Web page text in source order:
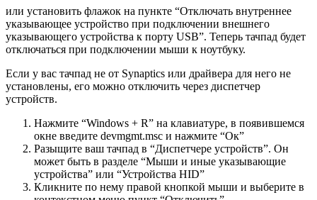
или установить флажок на пункте “Отключать внутреннее
указывающее устройство при подключении внешнего
указывающего устройства к порту USB”. Теперь тачпад будет
отключаться при подключении мыши к ноутбуку.
Если у вас тачпад не от Synaptics или драйвера для него не
установлены, его можно отключить через диспетчер
устройств.
Нажмите “Windows + R” на клавиатуре, в появившемся
окне введите devmgmt.msc и нажмите “Ок”
Разыщите ваш тачпад в “Диспетчере устройств”. Он
может быть в разделе “Мыши и иные указывающие
устройства” или “Устройства HID”
Кликните по нему правой кнопкой мыши и выберите в